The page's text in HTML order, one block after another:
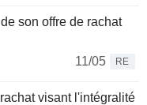
son offre de rachat
11/05
RE
visant l'intégralité